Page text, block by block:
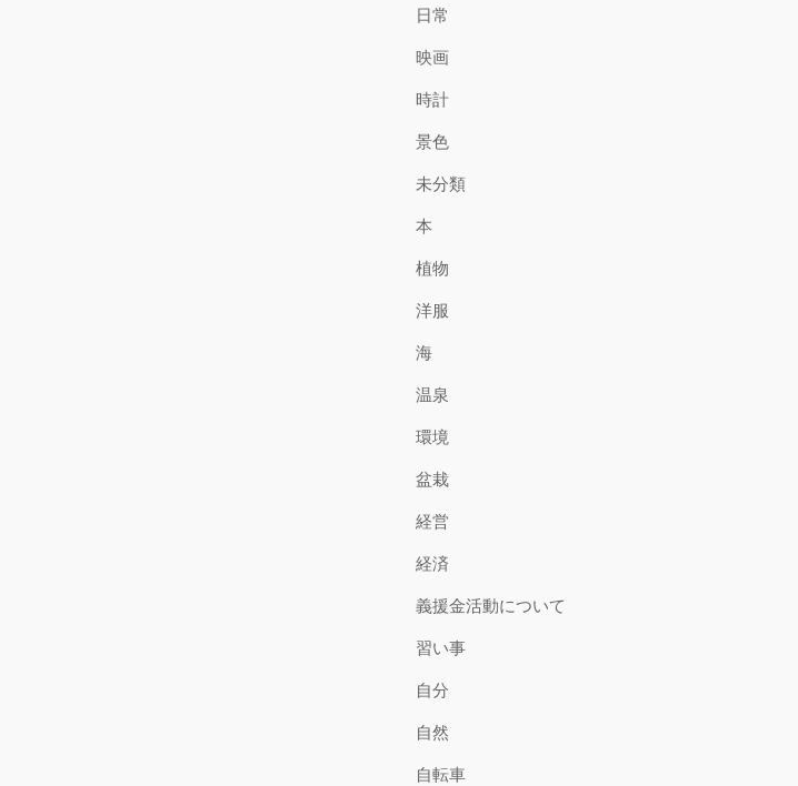
日常
映画
時計
景色
未分類
本
植物
洋服
海
温泉
環境
盆栽
経営
経済
義援金活動について
習い事
自分
自然
自転車